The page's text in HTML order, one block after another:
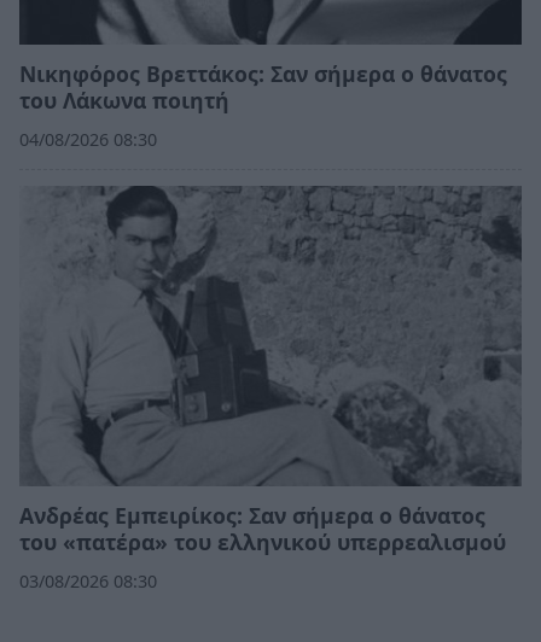
Νικηφόρος Βρεττάκος: Σαν σήμερα ο θάνατος
του Λάκωνα ποιητή
04/08/2026 08:30
Ανδρέας Εμπειρίκος: Σαν σήμερα ο θάνατος
του «πατέρα» του ελληνικού υπερρεαλισμού
03/08/2026 08:30